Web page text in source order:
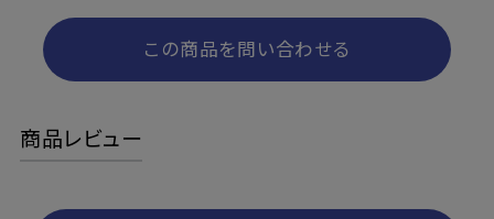
この商品を問い合わせる
商品レビュー